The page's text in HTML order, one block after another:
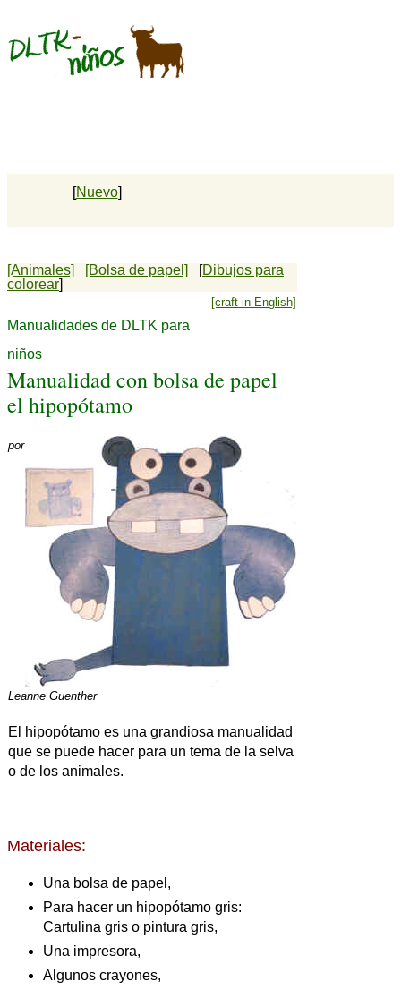
[Nuevo]
[Animales] [Bolsa de papel] [Dibujos para
colorear]
[craft in English]
Manualidades de DLTK para
niños
Manualidad con bolsa de papel
el hipopótamo
por
Leanne Guenther
El hipopótamo es una grandiosa manualidad
que se puede hacer para un tema de la selva
o de los animales.
Materiales:
Una bolsa de papel,
Para hacer un hipopótamo gris:
Cartulina gris o pintura gris,
Una impresora,
Algunos crayones,